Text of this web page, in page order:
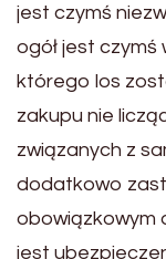
jest czymś
ogół jest czymś
którego los
zakupu nie
związanych z
dodatkowo
obowiązkowym
jest